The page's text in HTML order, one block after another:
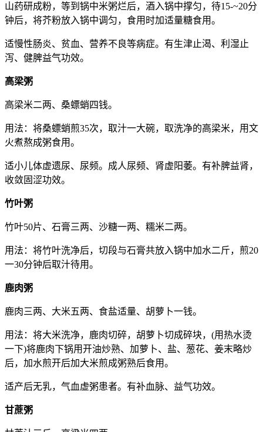
山药研成粉，等到锅中米粥烂后，酒入锅中撑匀，待15-~20分
钟后，将芥粉放入锅中调匀，食用时加适量糖食用。
适慢性肠炎、贫血、营养不良等病症。有生津止渴、利湿止
泻、健脾益气功效。
高梁粥
高梁米二两、桑螵蛸四钱。
用法：将桑螵蛸煎35次，取汁一大碗，取洗净的高梁米，用文
火煮熬成粥食用。
适小儿体虚遗尿、尿频。成人尿频、肾虚阳萎。有补脾益肾，
收敛固涩功效。
竹叶粥
竹叶50片、石膏三两、沙糖一两、糯米二两。
用法：将竹叶洗净后，切段与石膏共放入锅中加水二斤，煎20
一30分钟后取汁待用。
鹿肉粥
鹿肉三两、大米五两、食盐适量、胡萝卜一钱。
用法：将大米洗净，鹿肉切碎，胡萝卜切成碎块，(用热水烫
一下)将鹿肉下锅用开油炒熟、加萝卜、盐、葱花、姜末略炒
后，加水煎开后加大米煎成粥熟后食用。
适产后无乳，气血虚粥患者。有补血脉、益气功效。
甘蔗粥